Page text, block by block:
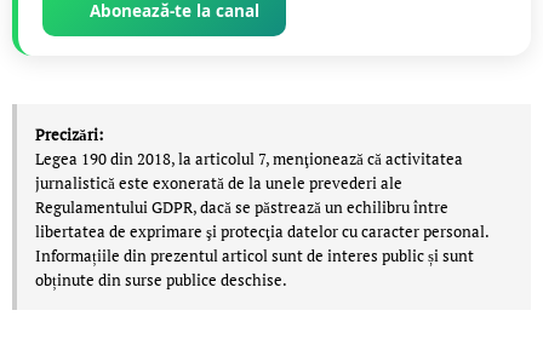
Abonează-te la canal
Precizări:
Legea 190 din 2018, la articolul 7, menţionează că activitatea
jurnalistică este exonerată de la unele prevederi ale
Regulamentului GDPR, dacă se păstrează un echilibru între
libertatea de exprimare şi protecţia datelor cu caracter personal.
Informațiile din prezentul articol sunt de interes public și sunt
obținute din surse publice deschise.